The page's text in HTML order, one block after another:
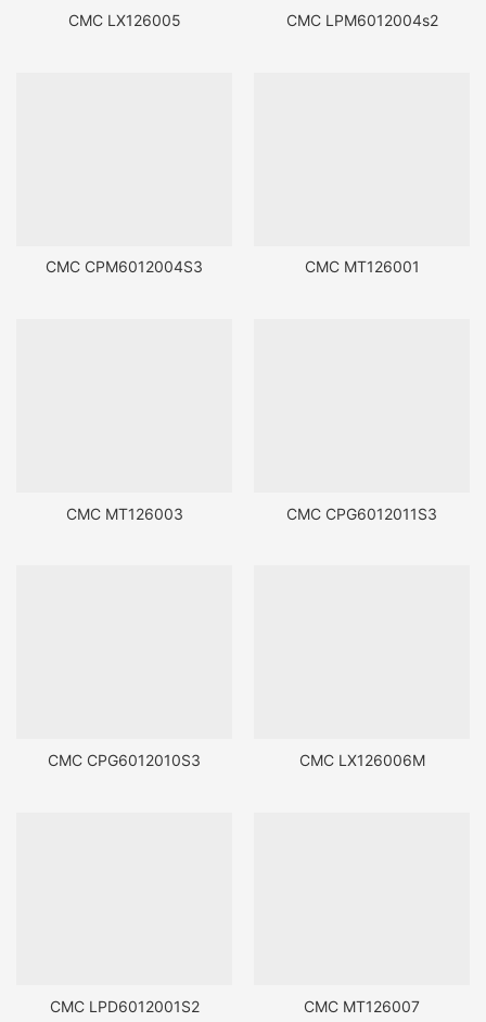
CMC LX126005 CMC LPM6012004s2
CMC CPM6012004S3 CMC MT126001
CMC MT126003 CMC CPG6012011S3
CMC CPG6012010S3 CMC LX126006M
CMC LPD6012001S2 CMC MT126007